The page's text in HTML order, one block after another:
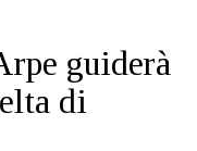
guiderà
di